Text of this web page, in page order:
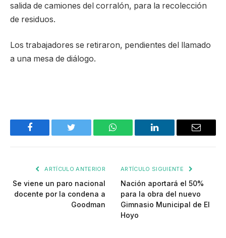
salida de camiones del corralón, para la recolección
de residuos.
Los trabajadores se retiraron, pendientes del llamado
a una mesa de diálogo.
Facebook Twitter WhatsApp LinkedIn Email
ARTÍCULO ANTERIOR
Se viene un paro nacional
docente por la condena a
Goodman
ARTÍCULO SIGUIENTE
Nación aportará el 50%
para la obra del nuevo
Gimnasio Municipal de El
Hoyo